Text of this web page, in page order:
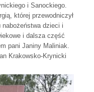
i Sanockiego.
której przewodniczył
dzieci i
i dalsza część
pani Janiny Maliniak.
Krakowsko-Krynicki